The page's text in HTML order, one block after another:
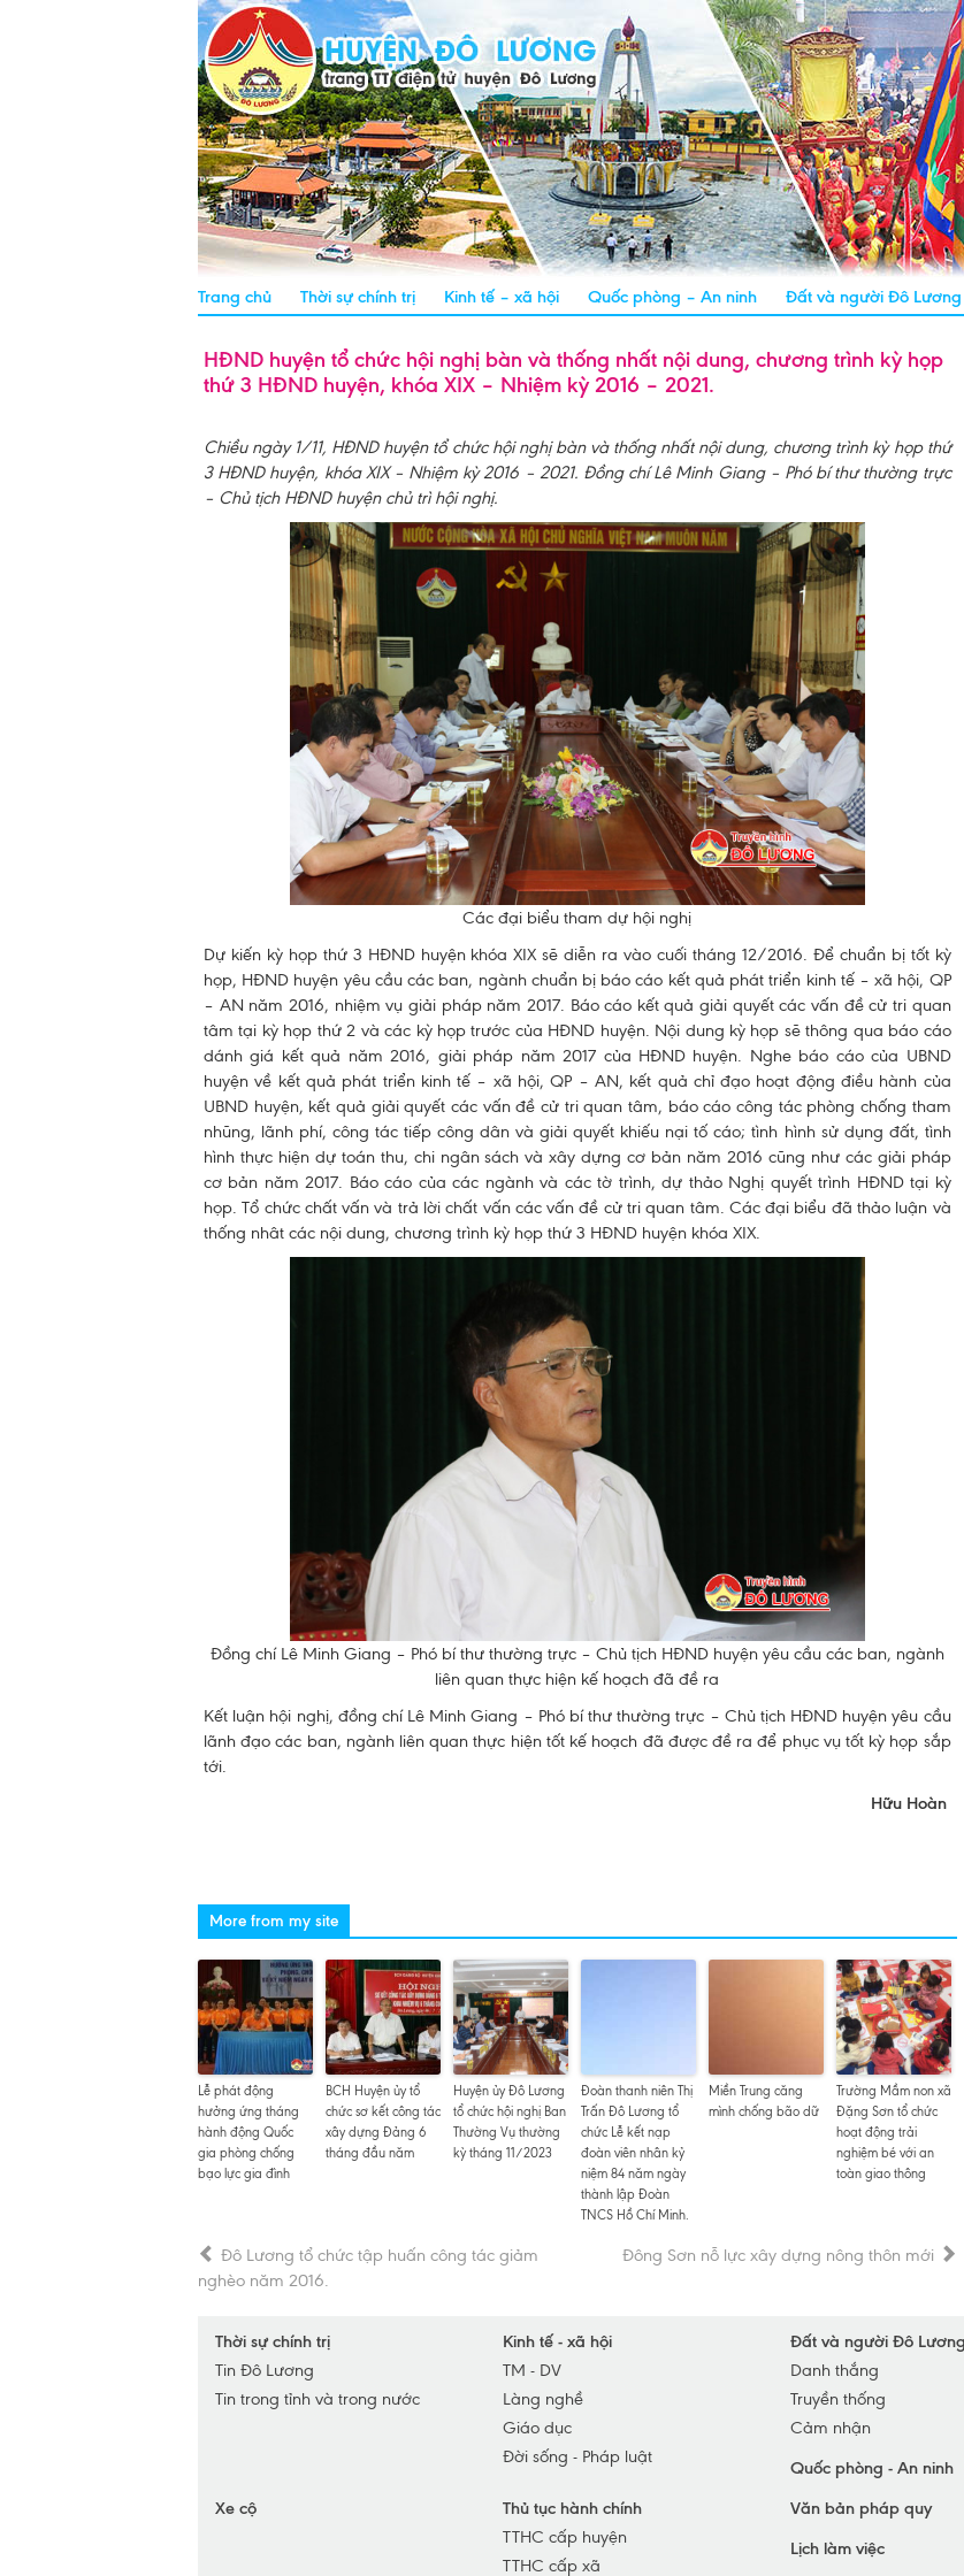
Trang chủ Thời sự chính trị Kinh tế – xã hội Quốc phòng – An ninh Đất và người Đô Lương
HĐND huyện tổ chức hội nghị bàn và thống nhất nội dung, chương trình kỳ họp
thứ 3 HĐND huyện, khóa XIX – Nhiệm kỳ 2016 – 2021.
Chiều ngày 1/11, HĐND huyện tổ chức hội nghị bàn và thống nhất nội dung, chương trình kỳ họp thứ
3 HĐND huyện, khóa XIX – Nhiệm kỳ 2016 – 2021. Đồng chí Lê Minh Giang – Phó bí thư thường trực
– Chủ tịch HĐND huyện chủ trì hội nghị.
Các đại biểu tham dự hội nghị
Dự kiến kỳ họp thứ 3 HĐND huyện khóa XIX sẽ diễn ra vào cuối tháng 12/2016. Để chuẩn bị tốt kỳ
họp, HĐND huyện yêu cầu các ban, ngành chuẩn bị báo cáo kết quả phát triển kinh tế – xã hội, QP
– AN năm 2016, nhiệm vụ giải pháp năm 2017. Báo cáo kết quả giải quyết các vấn đề cử tri quan
tâm tại kỳ họp thứ 2 và các kỳ họp trước của HĐND huyện. Nội dung kỳ họp sẽ thông qua báo cáo
dánh giá kết quả năm 2016, giải pháp năm 2017 của HĐND huyện. Nghe báo cáo của UBND
huyện về kết quả phát triển kinh tế – xã hội, QP – AN, kết quả chỉ đạo hoạt động điều hành của
UBND huyện, kết quả giải quyết các vấn đề cử tri quan tâm, báo cáo công tác phòng chống tham
nhũng, lãnh phí, công tác tiếp công dân và giải quyết khiếu nại tố cáo; tình hình sử dụng đất, tình
hình thực hiện dự toán thu, chi ngân sách và xây dựng cơ bản năm 2016 cũng như các giải pháp
cơ bản năm 2017. Báo cáo của các ngành và các tờ trình, dự thảo Nghị quyết trình HĐND tại kỳ
họp. Tổ chức chất vấn và trả lời chất vấn các vấn đề cử tri quan tâm. Các đại biểu đã thảo luận và
thống nhât các nội dung, chương trình kỳ họp thứ 3 HĐND huyện khóa XIX.
Đồng chí Lê Minh Giang – Phó bí thư thường trực – Chủ tịch HĐND huyện yêu cầu các ban, ngành
liên quan thực hiện kế hoạch đã đề ra
Kết luận hội nghị, đồng chí Lê Minh Giang – Phó bí thư thường trực – Chủ tịch HĐND huyện yêu cầu
lãnh đạo các ban, ngành liên quan thực hiện tốt kế hoạch đã được đề ra để phục vụ tốt kỳ họp sắp
tới.
Hữu Hoàn
More from my site
Lễ phát động
hưởng ứng tháng
hành động Quốc
gia phòng chống
bạo lực gia đình
BCH Huyện ủy tổ
chức sơ kết công tác
xây dựng Đảng 6
tháng đầu năm
Huyện ủy Đô Lương
tổ chức hội nghị Ban
Thường Vụ thường
kỳ tháng 11/2023
Đoàn thanh niên Thị
Trấn Đô Lương tổ
chức Lễ kết nạp
đoàn viên nhân kỷ
niệm 84 năm ngày
thành lập Đoàn
TNCS Hồ Chí Minh.
Miền Trung căng
mình chống bão dữ
Trường Mầm non xã
Đặng Sơn tổ chức
hoạt động trải
nghiệm bé với an
toàn giao thông
Đô Lương tổ chức tập huấn công tác giảm
nghèo năm 2016.
Đông Sơn nỗ lực xây dựng nông thôn mới
Thời sự chính trị
Tin Đô Lương
Tin trong tỉnh và trong nước
Kinh tế - xã hội
TM - DV
Làng nghề
Giáo dục
Đời sống - Pháp luật
Đất và người Đô Lương
Danh thắng
Truyền thống
Cảm nhận
Quốc phòng - An ninh
Xe cộ
Thủ tục hành chính
TTHC cấp huyện
TTHC cấp xã
Văn bản pháp quy
Lịch làm việc